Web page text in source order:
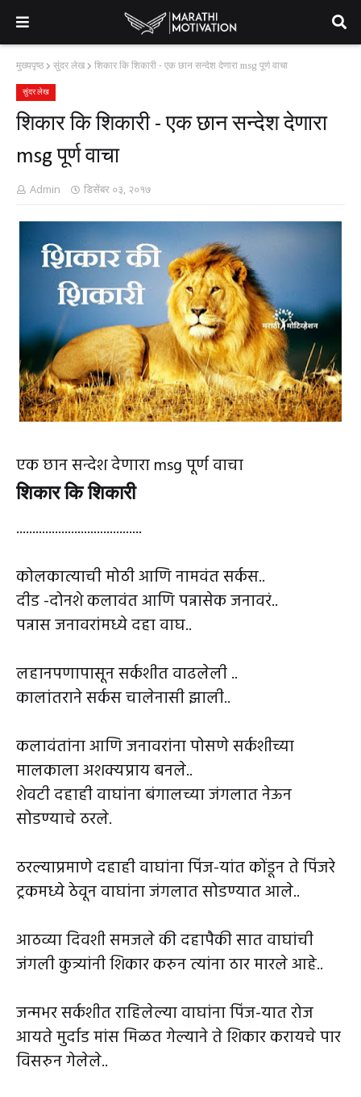
मुख्यपृष्ठ सुंदर लेख शिकार कि शिकारी - एक छान सन्देश देणारा msg पूर्ण वाचा
सुंदर लेख
शिकार कि शिकारी - एक छान सन्देश देणारा
msg पूर्ण वाचा
Admin डिसेंबर ०३, २०१७
एक छान सन्देश देणारा msg पूर्ण वाचा
शिकार कि शिकारी
.......................................
कोलकात्याची मोठी आणि नामवंत सर्कस..
दीड -दोनशे कलावंत आणि पन्नासेक जनावरं..
पन्नास जनावरांमध्ये दहा वाघ..
लहानपणापासून सर्कशीत वाढलेली ..
कालांतराने सर्कस चालेनासी झाली..
कलावंतांना आणि जनावरांना पोसणे सर्कशीच्या
मालकाला अशक्यप्राय बनले..
शेवटी दहाही वाघांना बंगालच्या जंगलात नेऊन
सोडण्याचे ठरले.
ठरल्याप्रमाणे दहाही वाघांना पिंज-यांत कोंडून ते पिंजरे
ट्रकमध्ये ठेवून वाघांना जंगलात सोडण्यात आले..
आठव्या दिवशी समजले की दहापैकी सात वाघांची
जंगली कुत्र्यांनी शिकार करुन त्यांना ठार मारले आहे..
जन्मभर सर्कशीत राहिलेल्या वाघांना पिंज-यात रोज
आयते मुर्दाड मांस मिळत गेल्याने ते शिकार करायचे पार
विसरुन गेलेले..